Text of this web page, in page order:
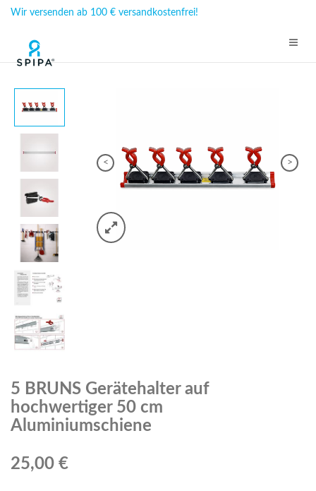
Wir versenden ab 100 € versandkostenfrei!
< >
5 BRUNS Gerätehalter auf
hochwertiger 50 cm
Aluminiumschiene
25,00 €